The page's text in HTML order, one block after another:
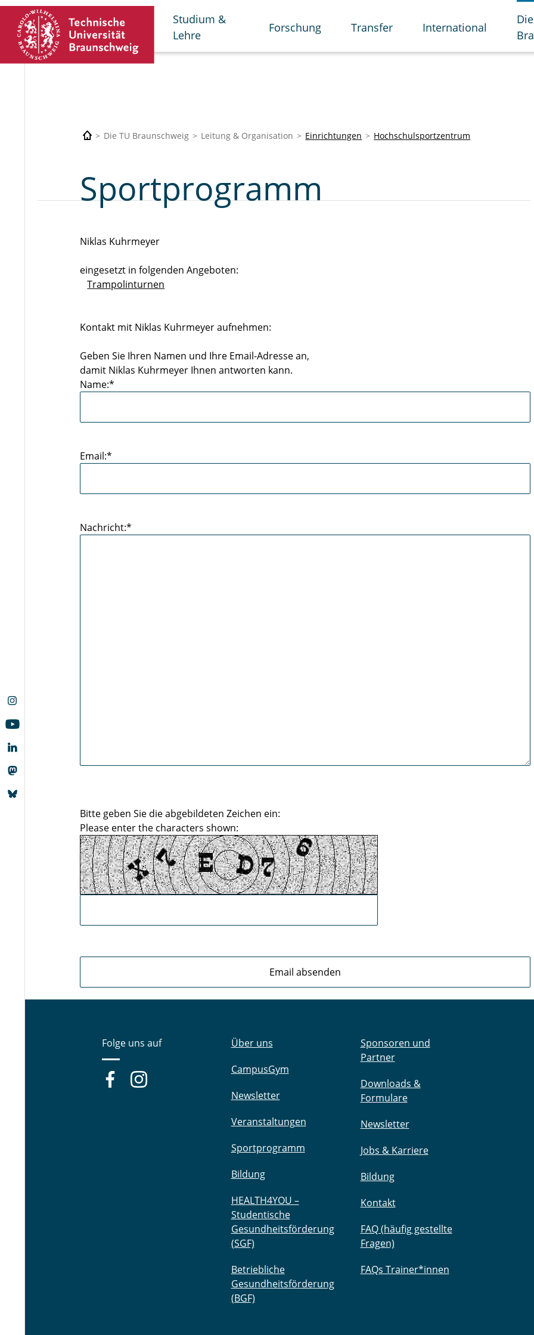
Studium &
Lehre
Forschung Transfer International
Die TU Braunschweig Leitung & Organisation Einrichtungen Hochschulsportzentrum
Sportprogramm
Niklas Kuhrmeyer
eingesetzt in folgenden Angeboten:
Trampolinturnen
Kontakt mit Niklas Kuhrmeyer aufnehmen:
Geben Sie Ihren Namen und Ihre Email-Adresse an,
damit Niklas Kuhrmeyer Ihnen antworten kann.
Name:*
Email:*
Nachricht:*
Bitte geben Sie die abgebildeten Zeichen ein:
Please enter the characters shown:
Folge uns auf
Über uns
CampusGym
Newsletter
Veranstaltungen
Sportprogramm
Bildung
HEALTH4YOU –
Studentische
Gesundheitsförderung
(SGF)
Betriebliche
Gesundheitsförderung
(BGF)
Sponsoren und
Partner
Downloads &
Formulare
Newsletter
Jobs & Karriere
Bildung
Kontakt
FAQ (häufig gestellte
Fragen)
FAQs Trainer*innen